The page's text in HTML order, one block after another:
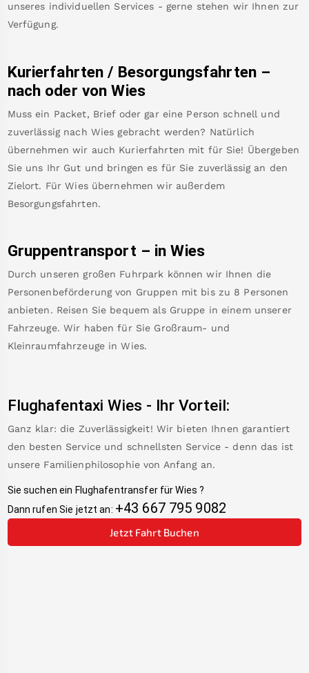
unseres individuellen Services - gerne stehen wir Ihnen zur
Verfügung.
Kurierfahrten / Besorgungsfahrten –
nach oder von Wies
Muss ein Packet, Brief oder gar eine Person schnell und
zuverlässig nach Wies gebracht werden? Natürlich
übernehmen wir auch Kurierfahrten mit für Sie! Übergeben
Sie uns Ihr Gut und bringen es für Sie zuverlässig an den
Zielort. Für Wies übernehmen wir außerdem
Besorgungsfahrten.
Gruppentransport – in Wies
Durch unseren großen Fuhrpark können wir Ihnen die
Personenbeförderung von Gruppen mit bis zu 8 Personen
anbieten. Reisen Sie bequem als Gruppe in einem unserer
Fahrzeuge. Wir haben für Sie Großraum- und
Kleinraumfahrzeuge in Wies.
Flughafentaxi Wies - Ihr Vorteil:
Ganz klar: die Zuverlässigkeit! Wir bieten Ihnen garantiert
den besten Service und schnellsten Service - denn das ist
unsere Familienphilosophie von Anfang an.
Sie suchen ein Flughafentransfer für Wies ?
Dann rufen Sie jetzt an: +43 667 795 9082
Jetzt Fahrt Buchen